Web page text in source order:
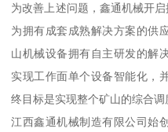
为改善上述问题，鑫通机械开
为拥有成套成熟解决方案的供
山机械设备拥有自主研发的解
实现工作面单个设备智能化，
终目标是实现整个矿山的综合调
江西鑫通机械制造有限公司始